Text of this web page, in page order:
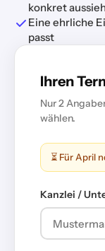
konkret
Eine ehrliche
passt
Ihren
Nur 2
wählen.
⏳ Für April
Kanzlei /